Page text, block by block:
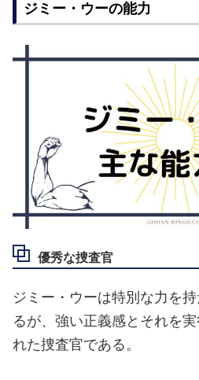
ジミー・ウーの能力
優秀な捜査官
ジミー・ウーは特別な力を
るが、強い正義感とそれを
れた捜査官である。